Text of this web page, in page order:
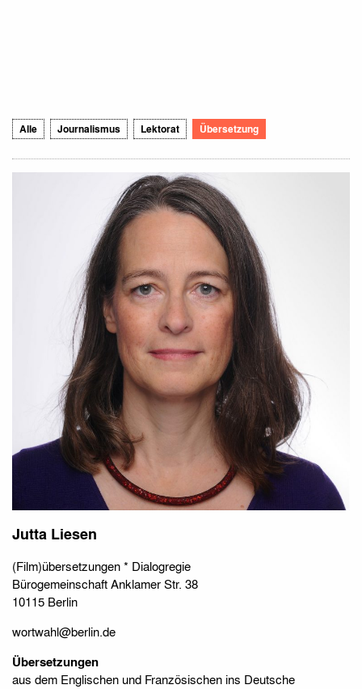
Alle Journalismus Lektorat Übersetzung
Jutta Liesen
(Film)übersetzungen * Dialogregie
Bürogemeinschaft Anklamer Str. 38
10115 Berlin
wortwahl@berlin.de
Übersetzungen
aus dem Englischen und Französischen ins Deutsche